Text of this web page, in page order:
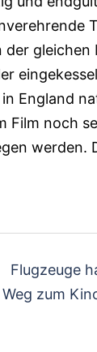
England
Film noch
werden.
Flugzeuge
Weg zum